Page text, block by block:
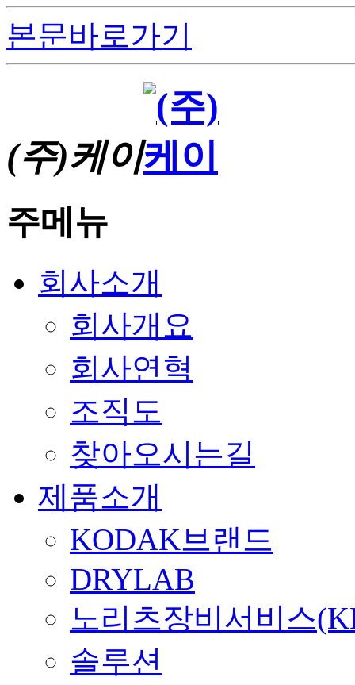
본문바로가기
(주)케이
주메뉴
회사소개
회사개요
회사연혁
조직도
찾아오시는길
제품소개
KODAK브랜드
DRYLAB
노리츠장비서비스
솔루션